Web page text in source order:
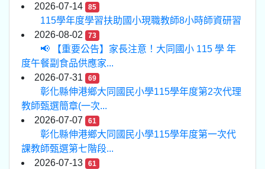
2026-07-14
85
115學年度學習扶助國小現職教師8小時師資研習
2026-08-02
73
📢 【重要公告】家長注意！大同國小 115 學 年
度午餐副食品供應家...
2026-07-31
69
彰化縣伸港鄉大同國民小學115學年度第2次代理
教師甄選簡章(一次...
2026-07-07
61
彰化縣伸港鄉大同國民小學115學年度第一次代
課教師甄選第七階段...
2026-07-13
61